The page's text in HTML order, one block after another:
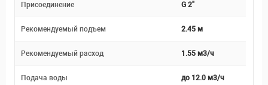
Присоединение G 2"
Рекомендуемый подъем 2.45 м
Рекомендуемый расход 1.55 м3/ч
Подача воды до 12.0 м3/ч